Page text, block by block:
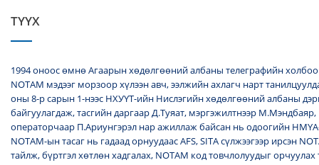
ТҮҮХ
1994 оноос өмнө Агаарын хөдөлгөөний албаны телеграфийн
NОТАМ мэдээг морзоор хүлээн авч, ээлжийн ахлагч нарт
оны 8-р сарын 1-нээс НХУҮТ-ийн Нислэгийн хөдөлгөөний албаны
байгуулагдаж, тасгийн даргаар Д.Туяат, мэргэжилтнээр
операторчаар П.Ариунгэрэл нар ажиллаж байсан нь одоогийн
NOTAM-ын тасаг нь гадаад орнуудаас AFS, SITA сүлжээгээр ирсэн
тайлж, бүртгэл хөтлөн хадгалах, NОТАМ код товчлолуудыг